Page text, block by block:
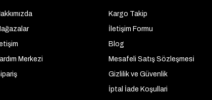
Merkezi
Kargo Takip
İletişim Formu
Blog
Mesafeli Satış Sözleşmesi
Gizlilik ve Güvenlik
İptal İade Koşullari